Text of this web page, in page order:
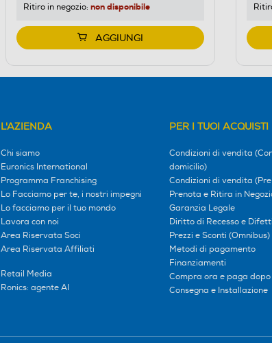
Ritiro in negozio: non disponibile
AGGIUNGI
L'AZIENDA
Chi siamo
Euronics International
Programma Franchising
Lo Facciamo per te, i nostri impegni
Lo facciamo per il tuo mondo
Lavora con noi
Area Riservata Soci
Area Riservata Affiliati
Retail Media
Ronics: agente AI
PER I TUOI ACQUISTI
Condizioni di vendita
domicilio)
Condizioni di vendita
Prenota e Ritira in
Garanzia Legale
Diritto di Recesso e
Prezzi e Sconti (Omnibus)
Metodi di pagamento
Finanziamenti
Compra ora e paga dopo
Consegna e Installazione